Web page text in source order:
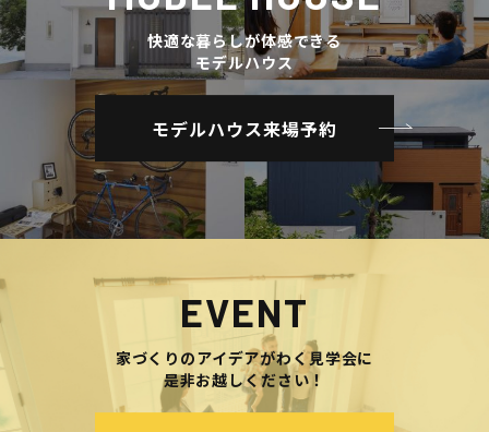
快適な暮らしが体感できる
モデルハウス
モデルハウス来場予約
EVENT
家づくりのアイデアがわく見学会に
是非お越しください！